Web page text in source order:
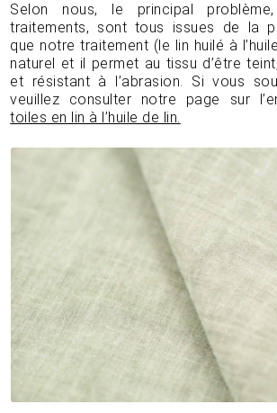
Selon nous, le principal
traitements, sont tous issues de la
que notre traitement (le lin huilé à
naturel et il permet au tissu d’être
et résistant à l’abrasion. Si vous
veuillez consulter notre page sur
toiles en lin à l’huile de lin.